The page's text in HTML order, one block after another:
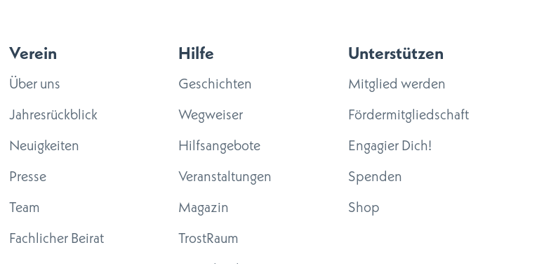
Verein
Über uns
Jahresrückblick
Neuigkeiten
Presse
Team
Fachlicher Beirat
Hilfe
Geschichten
Wegweiser
Hilfsangebote
Veranstaltungen
Magazin
TrostRaum
Unterstützen
Mitglied werden
Fördermitgliedschaft
Engagier Dich!
Spenden
Shop